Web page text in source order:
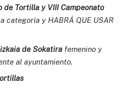
de Tortilla y VIII Campeonato
categoría y HABRÁ QUE USAR
de Sokatira femenino y
al ayuntamiento.